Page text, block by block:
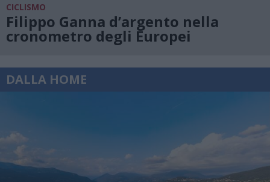
CICLISMO
Filippo Ganna d’argento nella
cronometro degli Europei
DALLA HOME